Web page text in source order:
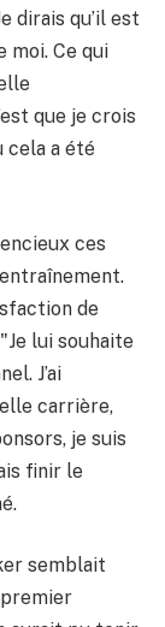
dirais qu’il est
moi. Ce qui
que je crois
cela a été
ces
de
lui souhaite
J’ai
carrière,
je suis
finir le
semblait